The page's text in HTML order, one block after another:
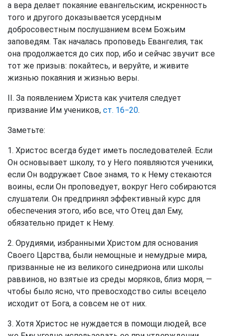
а вера делает покаяние евангельским, искренность
того и другого доказывается усердным
добросовестным послушанием всем Божьим
заповедям. Так началась проповедь Евангелия, так
она продолжается до сих пор, ибо и сейчас звучит все
тот же призыв: покайтесь, и веруйте, и живите
жизнью покаяния и жизнью веры.
II. За появлением Христа как учителя следует
призвание Им учеников, ст. 16−20.
Заметьте:
1. Христос всегда будет иметь последователей. Если
Он основывает школу, то у Него появляются ученики,
если Он водружает Свое знамя, то к Нему стекаются
воины, если Он проповедует, вокруг Него собираются
слушатели. Он предпринял эффективный курс для
обеспечения этого, ибо все, что Отец дал Ему,
обязательно придет к Нему.
2. Орудиями, избранными Христом для основания
Своего Царства, были немощные и немудрые мира,
призванные не из великого синедриона или школы
раввинов, но взятые из среды моряков, близ моря, —
чтобы было ясно, что превосходство силы всецело
исходит от Бога, а совсем не от них.
3. Хотя Христос не нуждается в помощи людей, все